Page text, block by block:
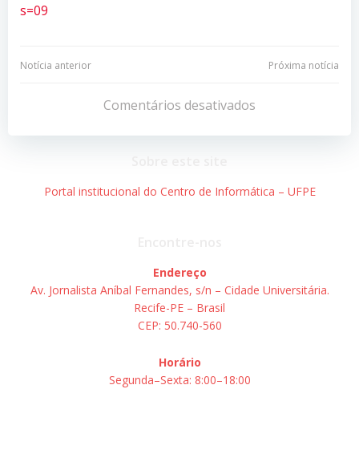
s=09
Navegação
Post
Notícia anterior
Navegação
de
Post
Próxima notícia
Comentários desativados
Portal institucional do Centro de Informática – UFPE
Endereço
Av. Jornalista Aníbal Fernandes, s/n – Cidade Universitária.
Recife-PE – Brasil
CEP: 50.740-560
Horário
Segunda–Sexta: 8:00–18:00